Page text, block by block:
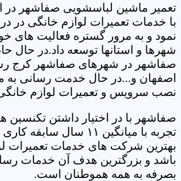
تعمیر ماشین لباسشویی صفاشهر در
با خدمات تعمیرات لوازم خانگی در
نمود و به مرور گستره فعالیت های
شهرها و استانها توسعه داد.در حال
صفاشهر در شهرهای صفاشهر کرج
اصفهان و...در حال خدمت رسانی به
نصب سرویس و تعمیرات لوازم
صفاشهر با در اختیار داشتن تکنسین
تجربه با میانگین ۱۱ سال
بهترین شرکت های خدمات تعمیرات
باشد و بزرگترین هدف آن خدمات
بصرفه به همه هموطنان است.